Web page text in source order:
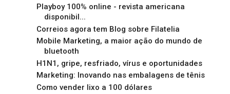
Playboy 100% online - revista americana
disponibil...
Correios agora tem Blog sobre Filatelia
Mobile Marketing, a maior ação do mundo de
bluetooth
H1N1, gripe, resfriado, vírus e oportunidades
Marketing: Inovando nas embalagens de tênis
Como vender lixo a 100 dólares